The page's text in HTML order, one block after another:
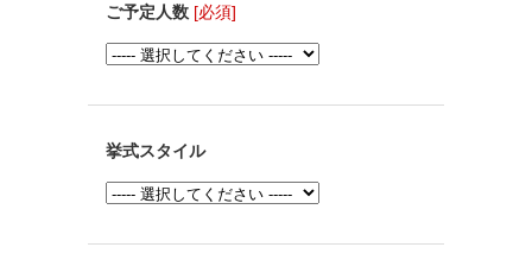
ご予定人数 [必須]
挙式スタイル